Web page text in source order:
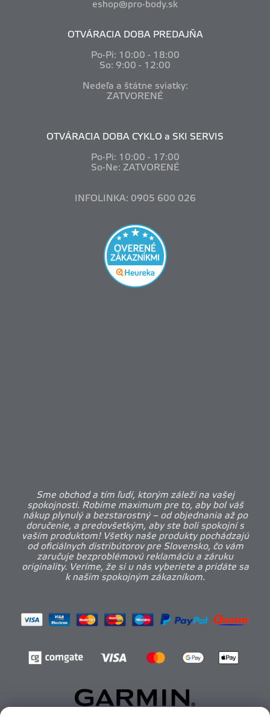
eshop@pro-body.sk
OTVÁRACIA DOBA PREDAJŇA
Po-Pi: 10:00 - 18:00
So: 9:00 - 12:00
Nedeľa a štátne sviatky:
ZATVORENÉ
OTVÁRACIA DOBA CYKLO a SKI SERVIS
Po-Pi: 10:00 - 17:00
So-Ne: ZATVORENÉ
INFOLINKA: 0905 600 026
Sme obchod a tím ľudí, ktorým záleží na vašej
spokojnosti. Robíme maximum pre to, aby bol váš
nákup plynulý a bezstarostný – od objednania až po
doručenie, a predovšetkým, aby ste boli spokojní s
vaším produktom! Všetky naše produkty pochádzajú
od oficiálnych distribútorov pre Slovensko, čo vám
zaručuje bezproblémovú reklamáciu a záruku
originality. Veríme, že si u nás vyberiete a pridáte sa
k našim spokojným zákazníkom.